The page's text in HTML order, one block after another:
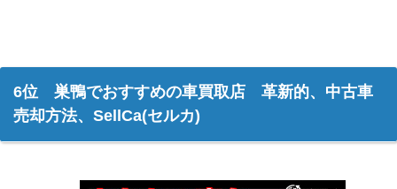
6位 巣鴨でおすすめの車買取店 革新的、中古車
売却方法、SellCa(セルカ)